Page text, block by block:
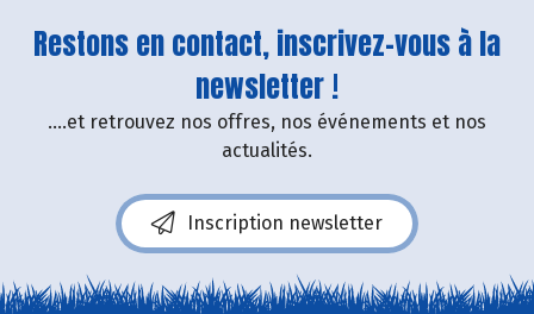
Restons en contact, inscrivez-vous à la
newsletter !
....et retrouvez nos offres, nos événements et nos
actualités.
Inscription newsletter